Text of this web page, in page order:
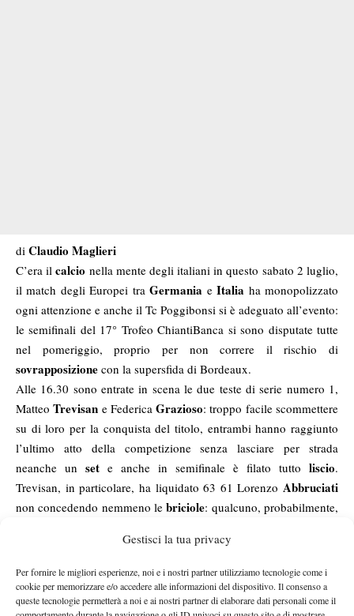
Gestisci la tua privacy
Per fornire le migliori esperienze, noi e i nostri partner utilizziamo tecnologie come i
cookie per memorizzare e/o accedere alle informazioni del dispositivo. Il consenso a
queste tecnologie permetterà a noi e ai nostri partner di elaborare dati personali come il
di Claudio Maglieri
C’era ilcalcio nella mente degli italiani in questo sabato 2 luglio,
il match degli Europei traGermania eItalia ha monopolizzato
ogni attenzione e anche il Tc Poggibonsi si è adeguato all’evento:
le semifinali del 17° Trofeo ChiantiBanca si sono disputate tutte
nel pomeriggio, proprio per non correre il rischio di
sovrapposizione con la supersfida di Bordeaux.
Alle 16.30 sono entrate in scena le due teste di serie numero 1,
MatteoTrevisan e FedericaGrazioso: troppo facile scommettere
su di loro per la conquista del titolo, entrambi hanno raggiunto
l’ultimo atto della competizione senza lasciare per strada
neanche un set e anche in semifinale è filato tutto liscio.
Trevisan, in particolare, ha liquidato 63 61 Lorenzo Abbruciati
non concedendo nemmeno lebriciole: qualcuno, probabilmente,
forse accusato un po’ distanchezza dopo la pregevole vittoria ai
danni di Stefano Tarallo nei quarti. Discorso più o meno simile
per Grazioso, che ha rullato 62 63 GiuliaFerrari: in finale la
numero 1 del seeding dovrà tuttavia spremersi al massimo per